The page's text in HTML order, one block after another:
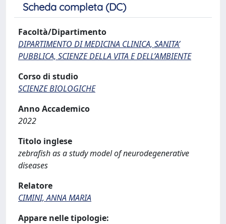
Scheda completa (DC)
Facoltà/Dipartimento
DIPARTIMENTO DI MEDICINA CLINICA, SANITA’
PUBBLICA, SCIENZE DELLA VITA E DELL’AMBIENTE
Corso di studio
SCIENZE BIOLOGICHE
Anno Accademico
2022
Titolo inglese
zebrafish as a study model of neurodegenerative
diseases
Relatore
CIMINI, ANNA MARIA
Appare nelle tipologie: